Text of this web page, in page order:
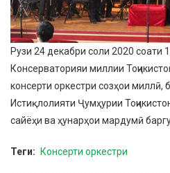
Рузи 24 декабри соли 2020 соати
Консерваторияи миллии
консерти оркестри созҳои миллӣ,
Истиқлолияти Ҷумҳурии
сайёҳи ва ҳунарҳои мардумӣ
Теги Консерти оркестри